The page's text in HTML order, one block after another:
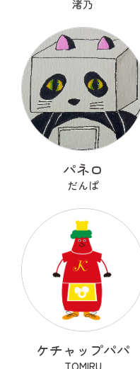
渚乃
パネロ
だんぱ
ケチャップパパ
TOMIRU